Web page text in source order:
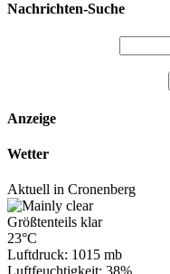
Nachrichten-Suche
Anzeige
Wetter
Aktuell in Cronenberg
Größtenteils klar
23°C
Luftdruck: 1015 mb